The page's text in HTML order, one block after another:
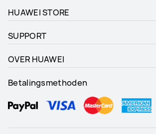
HUAWEI STORE
SUPPORT
OVER HUAWEI
Betalingsmethoden